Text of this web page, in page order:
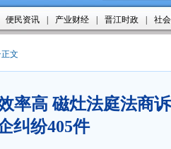
便民资讯 产业财经 晋江时政 社
文
率高 磁灶法庭法商
纠纷405件